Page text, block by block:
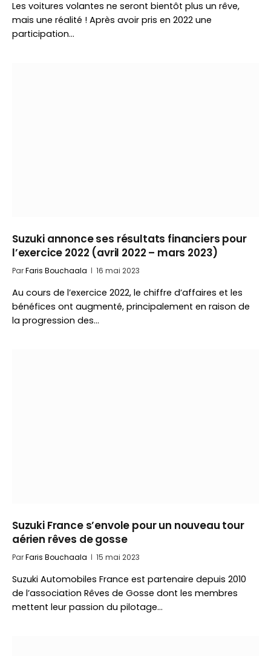
Les voitures volantes ne seront bientôt plus un rêve,
mais une réalité ! Après avoir pris en 2022 une
participation…
Suzuki annonce ses résultats financiers pour
l’exercice 2022 (avril 2022 – mars 2023)
ParFaris Bouchaala 16 mai 2023
Au cours de l’exercice 2022, le chiffre d’affaires et les
bénéfices ont augmenté, principalement en raison de
la progression des…
Suzuki France s’envole pour un nouveau tour
aérien rêves de gosse
ParFaris Bouchaala 15 mai 2023
Suzuki Automobiles France est partenaire depuis 2010
de l’association Rêves de Gosse dont les membres
mettent leur passion du pilotage…